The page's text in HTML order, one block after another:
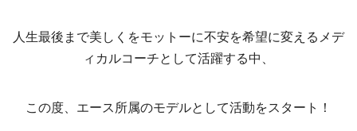
人生最後まで美しくをモットーに不安を希望に変えるメデ
ィカルコーチとして活躍する中、
この度、エース所属のモデルとして活動をスタート！